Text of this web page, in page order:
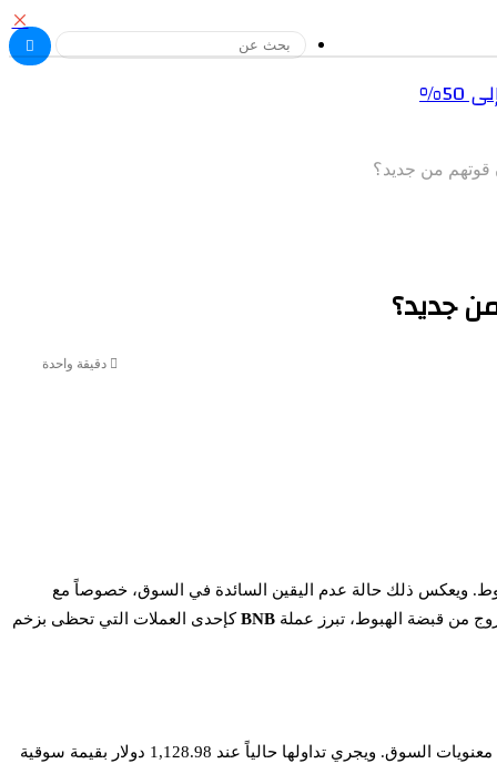
بحث
دقيقة واحدة
ويعكس ذلك حالة عدم اليقين السائدة في السوق، خصوصاً مع
BNBكإحدى العملات التي تحظى بزخم
سجلت عملة BNB ارتفاعاً بنسبة 2.43% خلال اليوم، حيث بدأت التداول عند 1,079.58 دولار، ثم صعدت إلى نطاق 1,151 دولار مع تحسن طفيف في معنويات السوق. ويجري تداولها حالياً عند 1,128.98 دولار بقيمة سوقية